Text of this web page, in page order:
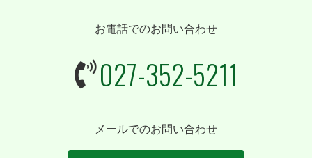
お電話でのお問い合わせ
027-352-5211
メールでのお問い合わせ